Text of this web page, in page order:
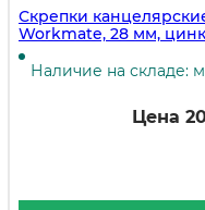
Скрепки
Workmate, 28 мм,
покрытие, 100 штук в
Наличие на складе:
Цена